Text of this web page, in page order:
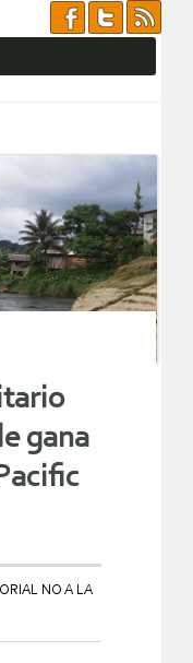
gana
NO A LA